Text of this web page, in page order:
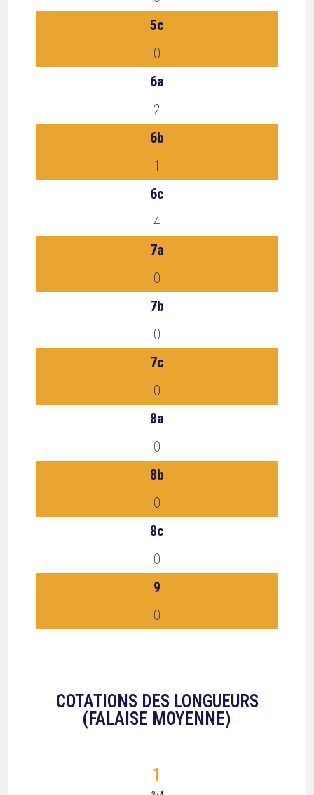
5c
0
6a
2
6b
1
6c
4
7a
0
7b
0
7c
0
8a
0
8b
0
8c
0
9
0
COTATIONS DES LONGUEURS
(FALAISE MOYENNE)
1